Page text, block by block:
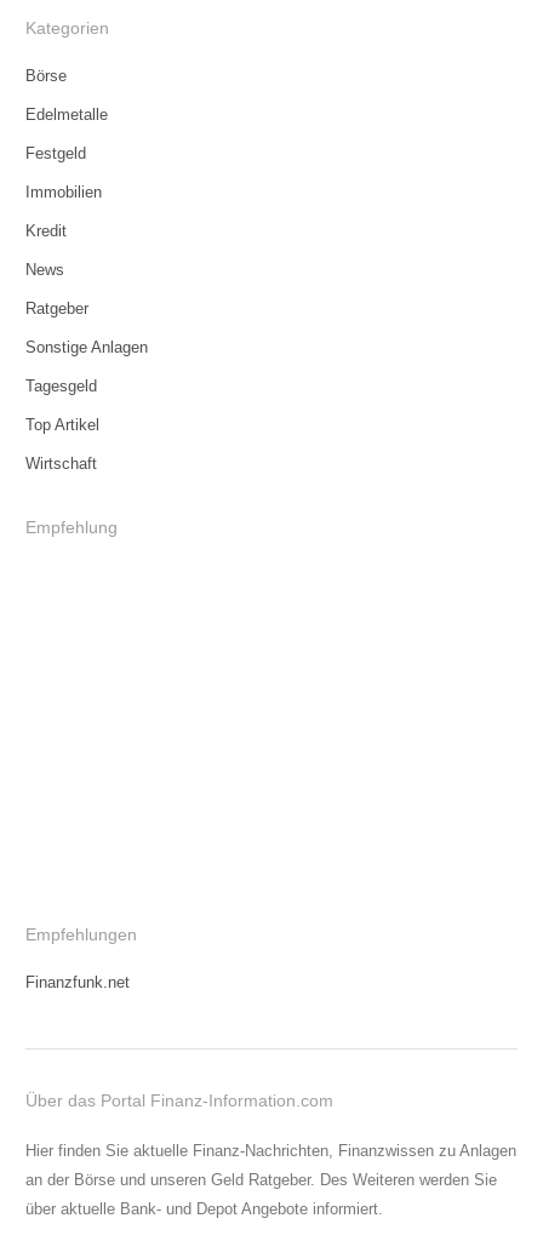
Kategorien
Börse
Edelmetalle
Festgeld
Immobilien
Kredit
News
Ratgeber
Sonstige Anlagen
Tagesgeld
Top Artikel
Wirtschaft
Empfehlung
Empfehlungen
Finanzfunk.net
Über das Portal Finanz-Information.com
Hier finden Sie aktuelle Finanz-Nachrichten, Finanzwissen zu Anlagen
an der Börse und unseren Geld Ratgeber. Des Weiteren werden Sie
über aktuelle Bank- und Depot Angebote informiert.